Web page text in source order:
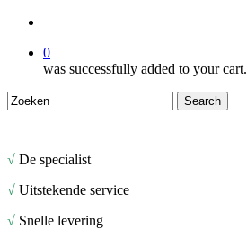
0
was successfully added to your cart.
Search
√ De specialist
√ Uitstekende service
√ Snelle levering